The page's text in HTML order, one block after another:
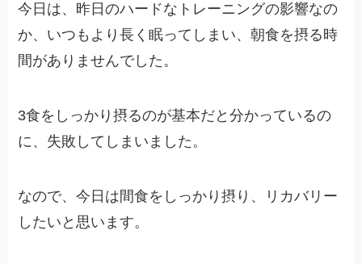
今日は、昨日のハードなトレーニングの影響なの
か、いつもより長く眠ってしまい、朝食を摂る時
間がありませんでした。
3食をしっかり摂るのが基本だと分かっているの
に、失敗してしまいました。
なので、今日は間食をしっかり摂り、リカバリー
したいと思います。